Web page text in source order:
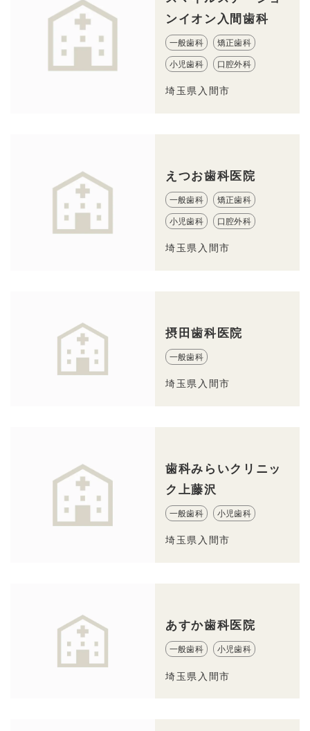
ンイオン入間歯科
一般歯科 矯正歯科
小児歯科 口腔外科
埼玉県入間市
えつお歯科医院
一般歯科 矯正歯科
小児歯科 口腔外科
埼玉県入間市
摂田歯科医院
一般歯科
埼玉県入間市
歯科みらいクリニッ
ク上藤沢
一般歯科 小児歯科
埼玉県入間市
あすか歯科医院
一般歯科 小児歯科
埼玉県入間市